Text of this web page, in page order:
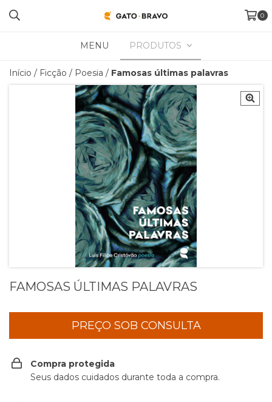
0
MENU PRODUTOS
Início / Ficção / Poesia / Famosas últimas palavras
FAMOSAS ÚLTIMAS PALAVRAS
Compra protegida
Seus dados cuidados durante toda a compra.